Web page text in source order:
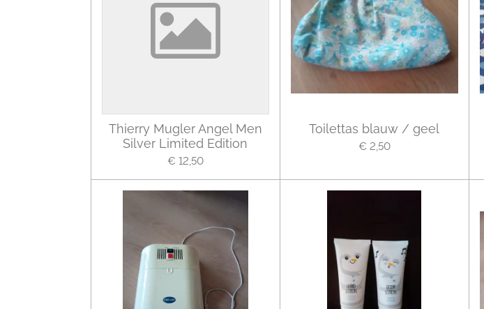
Thierry Mugler Angel Men
Silver Limited Edition
€ 12,50
Toilettas blauw / geel
€ 2,50